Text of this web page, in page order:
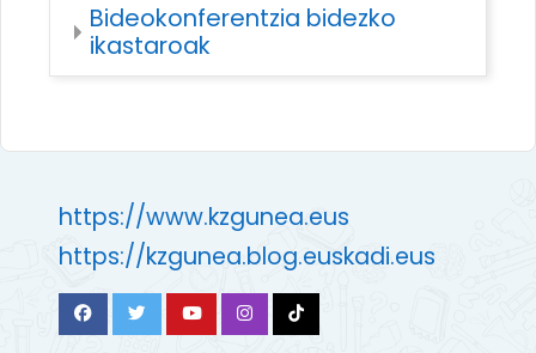
Bideokonferentzia bidezko
ikastaroak
https://www.kzgunea.eus
https://kzgunea.blog.euskadi.eus